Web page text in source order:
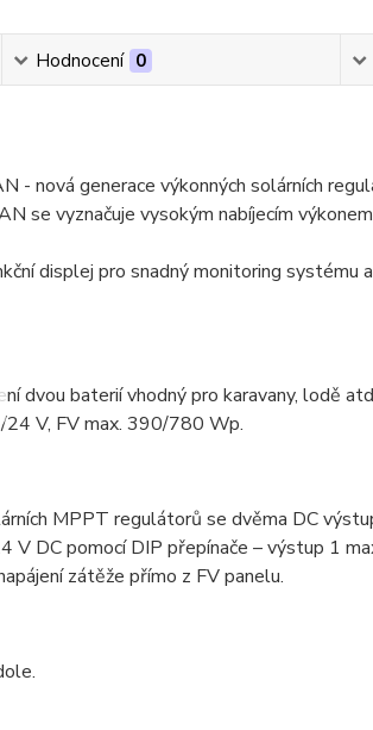
Hodnocení 0
nová generace výkonných solárních
se vyznačuje vysokým nabíjecím
displej pro snadný monitoring systému
dvou baterií vhodný pro karavany, lodě
24 V, FV max. 390/780 Wp.
MPPT regulátorů se dvěma DC
V DC pomocí DIP přepínače – výstup 1
zátěže přímo z FV panelu.